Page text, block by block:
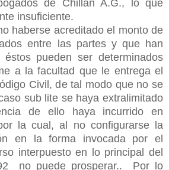
de Chillán A.G., lo que
insuficiente.
haberse acreditado el monto de
entre las partes y que han
éstos pueden ser determinados
a la facultad que le entrega el
Civil, de tal modo que no se
sub lite se haya extralimitado
de ello haya incurrido en
la cual, al no configurarse la
en la forma invocada por el
interpuesto en lo principal del
no puede prosperar.. Por lo